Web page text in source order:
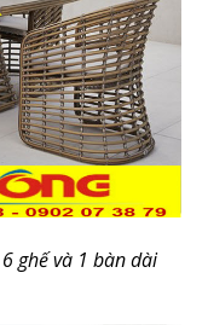
ghế và 1 bàn dài